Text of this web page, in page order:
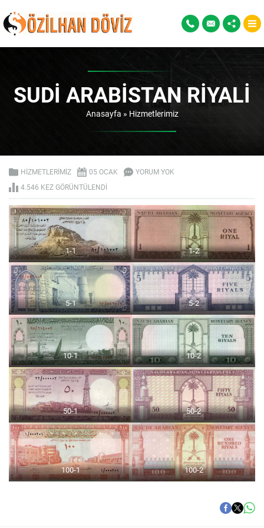
SUDI ARABISTAN RIYALI
Anasayfa » Hizmetlerimiz
HIZMETLERIMIZ 05 OCAK
YORUM YOK
4.546 KEZ GÖRÜNTÜLENDI
1-1 1-2
5-1 5-2
10-1 10-2
50-1 50-2
100-1 100-2